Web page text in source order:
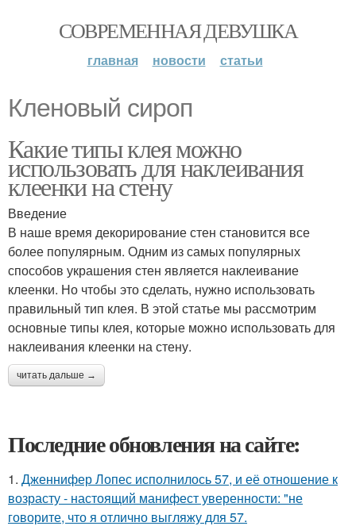
СОВРЕМЕННАЯ ДЕВУШКА
главная новости статьи
Кленовый сироп
Какие типы клея можно
использовать для наклеивания
клеенки на стену
Введение
В наше время декорирование стен становится все
более популярным. Одним из самых популярных
способов украшения стен является наклеивание
клеенки. Но чтобы это сделать, нужно использовать
правильный тип клея. В этой статье мы рассмотрим
основные типы клея, которые можно использовать для
наклеивания клеенки на стену.
читать дальше →
Последние обновления на сайте:
1. Дженнифер Лопес исполнилось 57, и её отношение к
возрасту - настоящий манифест уверенности: "не
говорите, что я отлично выгляжу для 57.